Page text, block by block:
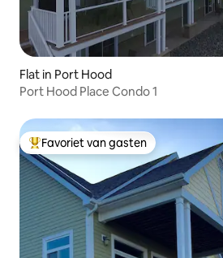
Flat in Port Hood
Port Hood Place Condo 1
Topfavoriet van gasten
Favoriet van gasten